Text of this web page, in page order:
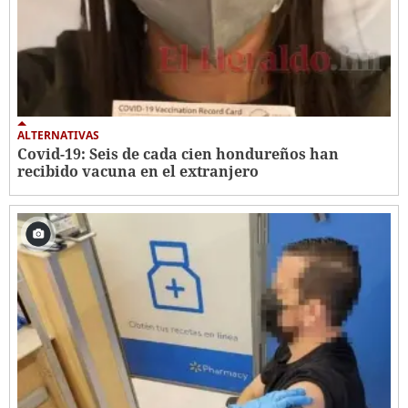
ALTERNATIVAS
Covid-19: Seis de cada cien hondureños han
recibido vacuna en el extranjero